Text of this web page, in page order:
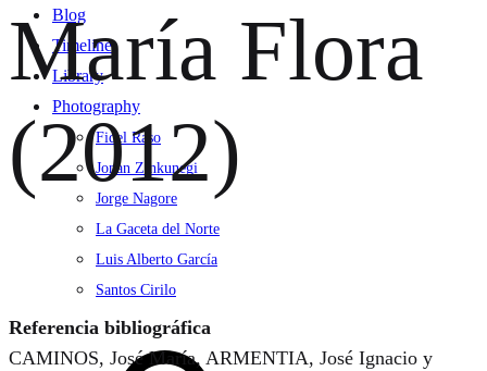
Blog
Timeline
Library
Photography
Fidel Raso
Jonan Zinkunegi
Jorge Nagore
La Gaceta del Norte
Luis Alberto García
Santos Cirilo
Search
María Flora
(2012)
Referencia bibliográfica
CAMINOS, José María, ARMENTIA, José Ignacio y